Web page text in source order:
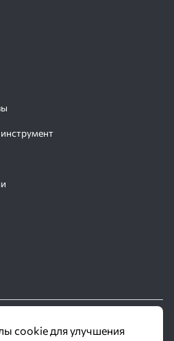
объединение «Трубное
cookie для улучшения